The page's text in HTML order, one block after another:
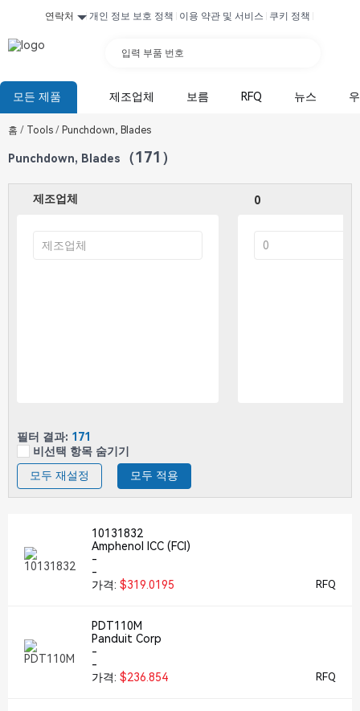
연락처 개인 정보 보호 정책 이용 약관 및 서비스 쿠키 정책
입력 부품 번호
모든 제품 제조업체 보름 RFQ 뉴스
홈 / Tools / Punchdown, Blades
Punchdown, Blades （171）
제조업체 0
필터 결과: 171
비선택 항목 숨기기
모두 재설정
모두 적용
10131832
Amphenol ICC (FCI)
-
-
가격: $319.0195 RFQ
PDT110M
Panduit Corp
-
-
가격: $236.854 RFQ